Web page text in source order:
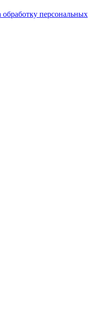
обработку персональных